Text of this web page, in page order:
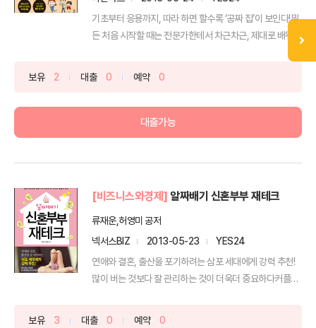
기초부터 응용까지, 따라 하면 할수록 ‘공짜 집’이 보인다!뭐
든 처음 시작할 때는 전문가한테서 차근차근, 제대로 배워...
보유 2 대출 0 예약 0
대출가능
[비즈니스와경제] 알짜배기 신혼부부 재테크
류재운,허영미 공저
넥서스BIZ
2013-05-23
YES24
연애와 결혼, 출산을 포기하려는 삼포 세대에게 강력 추천!
많이 버는 것보다 잘 관리하는 것이 더욱더 중요하다커플의
보유 3 대출 0 예약 0